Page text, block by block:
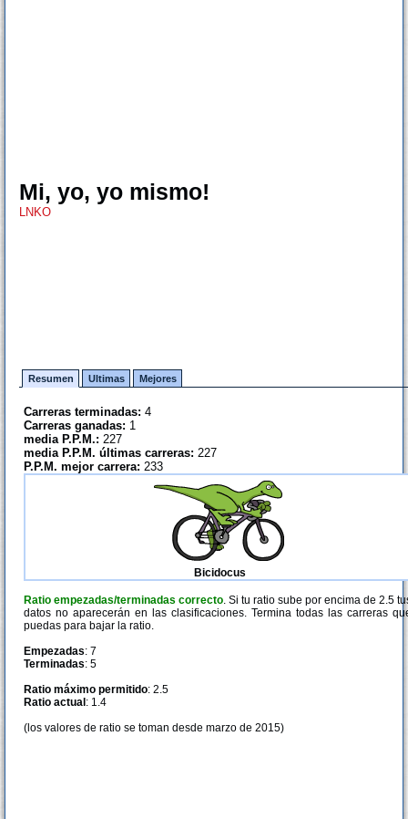
Mi, yo, yo mismo!
LNKO
Resumen Ultimas Mejores
Carreras terminadas: 4
Carreras ganadas: 1
media P.P.M.: 227
media P.P.M. últimas carreras: 227
P.P.M. mejor carrera: 233
Bicidocus
Ratio empezadas/terminadas correcto. Si tu ratio sube por encima de 2.5
datos no aparecerán en las clasificaciones. Termina todas las carreras
puedas para bajar la ratio.
Empezadas: 7
Terminadas: 5
Ratio máximo permitido: 2.5
Ratio actual : 1.4
(los valores de ratio se toman desde marzo de 2015)